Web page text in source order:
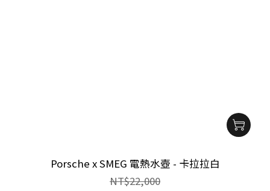
Porsche x SMEG 電熱水壺 - 卡拉拉白
NT$22,000